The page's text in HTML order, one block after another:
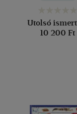
Utolsó
10 200 Ft